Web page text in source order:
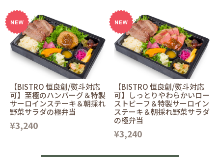
【BISTRO 恒良創/熨斗対応
可】至極のハンバーグ＆特製
サーロインステーキ＆朝採れ
野菜サラダの極弁当
¥3,240
【BISTRO 恒良創/熨斗対応
可】しっとりやわらかいロー
ストビーフ＆特製サーロイン
ステーキ＆朝採れ野菜サラダ
の極弁当
¥3,240